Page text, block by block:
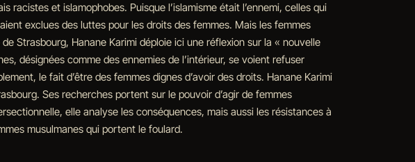
racistes et islamophobes. Puisque l’islamisme était l’ennemi, celles qui
exclues des luttes pour les droits des femmes. Mais les femmes
Strasbourg, Hanane Karimi déploie ici une réflexion sur la « nouvelle
désignées comme des ennemies de l’intérieur, se voient refuser
le fait d’être des femmes dignes d’avoir des droits. Hanane Karimi
Ses recherches portent sur le pouvoir d’agir de femmes
elle analyse les conséquences, mais aussi les résistances à
musulmanes qui portent le foulard.